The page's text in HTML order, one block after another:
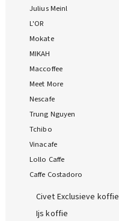
Julius Meinl
L'OR
Mokate
MIKAH
Maccoffee
Meet More
Nescafe
Trung Nguyen
Tchibo
Vinacafe
Lollo Caffe
Caffe Costadoro
Civet Exclusieve koffie
Ijs koffie